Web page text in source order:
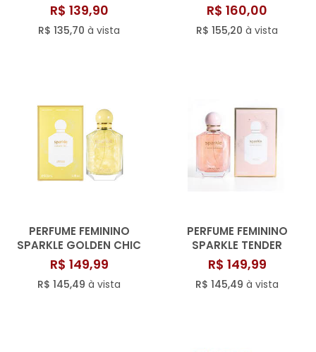
LONKOOM
R$ 139,90
R$ 135,70 à vista
LONKOOM - OFICIAL
R$ 160,00
R$ 155,20 à vista
PERFUME FEMININO
SPARKLE GOLDEN CHIC
100 ML LONKOOM
R$ 149,99
R$ 145,49 à vista
PERFUME FEMININO
SPARKLE TENDER
EMBRACE FOR WOMEN
100 ML LONKOOM
R$ 149,99
R$ 145,49 à vista